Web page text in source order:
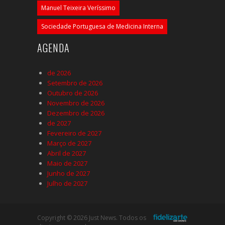
Manuel Teixeira Veríssimo
Sociedade Portuguesa de Medicina Interna
AGENDA
de 2026
Setembro de 2026
Outubro de 2026
Novembro de 2026
Dezembro de 2026
de 2027
Fevereiro de 2027
Março de 2027
Abril de 2027
Maio de 2027
Junho de 2027
Julho de 2027
Copyright © 2026 Just News. Todos os